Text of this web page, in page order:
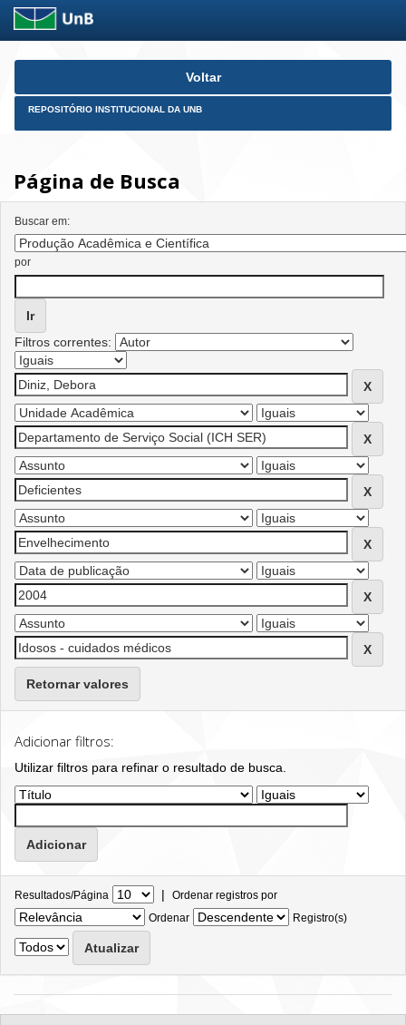
Skip
Voltar
REPOSITÓRIO INSTITUCIONAL DA UNB
Página de Busca
Buscar em:
por
Filtros correntes:
Retornar valores
Adicionar filtros:
Utilizar filtros para refinar o resultado de busca.
Resultados/Página | Ordenar registros por
Ordenar
Registro(s)